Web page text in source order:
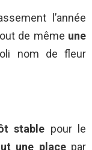
l’année
de même une
nom de fleur
stable pour le
une placepar